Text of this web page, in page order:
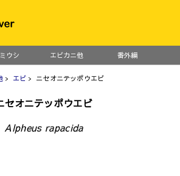
ウシ エビカニ他 番外編
> エビ > ニセオニテッポウエビ
セオニテッポウエビ
Alpheus rapacida